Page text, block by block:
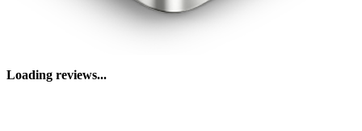
Loading reviews...